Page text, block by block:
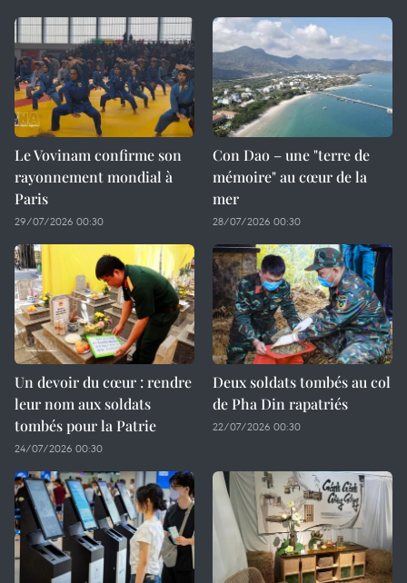
Le Vovinam confirme son
rayonnement mondial à
Paris
29/07/2026 00:30
Con Dao – une "terre de
mémoire" au cœur de la
mer
28/07/2026 00:30
Un devoir du cœur : rendre
leur nom aux soldats
tombés pour la Patrie
24/07/2026 00:30
Deux soldats tombés au col
de Pha Din rapatriés
22/07/2026 00:30